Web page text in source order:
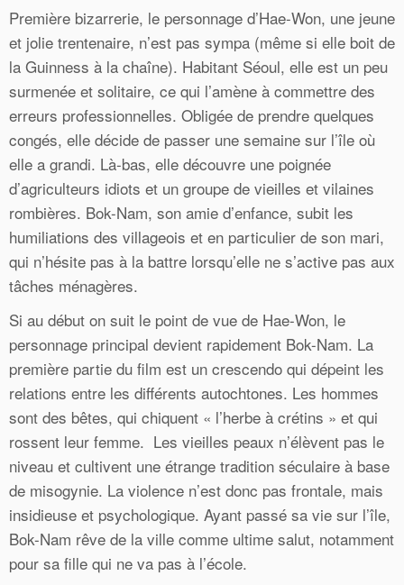
Première bizarrerie, le personnage d’Hae-Won, une jeune
et jolie trentenaire, n’est pas sympa (même si elle boit de
la Guinness à la chaîne). Habitant Séoul, elle est un peu
surmenée et solitaire, ce qui l’amène à commettre des
erreurs professionnelles. Obligée de prendre quelques
congés, elle décide de passer une semaine sur l’île où
elle a grandi. Là-bas, elle découvre une poignée
d’agriculteurs idiots et un groupe de vieilles et vilaines
rombières. Bok-Nam, son amie d’enfance, subit les
humiliations des villageois et en particulier de son mari,
qui n’hésite pas à la battre lorsqu’elle ne s’active pas aux
tâches ménagères.
Si au début on suit le point de vue de Hae-Won, le
personnage principal devient rapidement Bok-Nam. La
première partie du film est un crescendo qui dépeint les
relations entre les différents autochtones. Les hommes
sont des bêtes, qui chiquent « l’herbe à crétins » et qui
rossent leur femme. Les vieilles peaux n’élèvent pas le
niveau et cultivent une étrange tradition séculaire à base
de misogynie. La violence n’est donc pas frontale, mais
insidieuse et psychologique. Ayant passé sa vie sur l’île,
Bok-Nam rêve de la ville comme ultime salut, notamment
pour sa fille qui ne va pas à l’école.